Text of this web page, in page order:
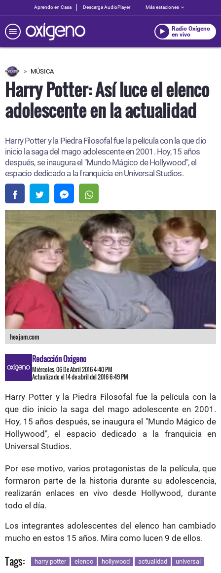
Aprendo en Casa Descarga AudioPlayer Más estaciones
Radio Oxígeno
en vivo
MÚSICA
Harry Potter: Así luce el elenco
adolescente en la actualidad
Harry Potter y la Piedra Filosofal fue la película con la que dio
inicio la saga del mago adolescente en 2001. Hoy, 15 años
después, se inaugura el "Mundo Mágico de Hollywood", el
espacio dedicado a la franquicia en Universal Studios.
hexjam.com
Redacción Oxigeno
Miércoles, 06 De Abril 2016 4:40 PM
Actualizado el 14 de abril del 2016 6:49 PM
Harry Potter y la Piedra Filosofal fue la película con la
que dio inicio la saga del mago adolescente en 2001.
Hoy, 15 años después, se inaugura el "Mundo Mágico de
Hollywood", el espacio dedicado a la franquicia en
Universal Studios.
Por ese motivo, varios protagonistas de la película, que
formaron parte de la historia durante su adolescencia,
realizarán enlaces en vivo desde Hollywood, durante
todo el día.
Los integrantes adolescentes del elenco han cambiado
mucho en estos 15 años. Mira como lucen 9 de ellos.
Tags: harry potter elenco hollywood actualidad universal